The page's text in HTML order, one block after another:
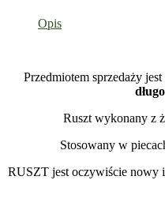
Opis
Przedmiotem sprzedaży jest
Ruszt wykonany z
Stosowany w
RUSZT jest oczywiście